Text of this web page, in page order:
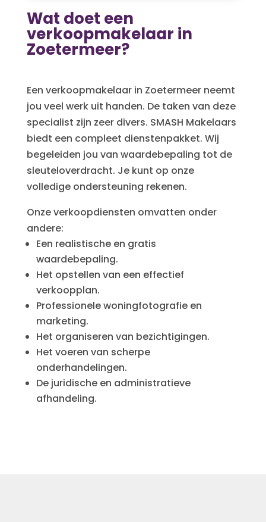
Wat doet een
verkoopmakelaar in
Zoetermeer?
Een verkoopmakelaar in Zoetermeer neemt
jou veel werk uit handen. De taken van deze
specialist zijn zeer divers. SMASH Makelaars
biedt een compleet dienstenpakket. Wij
begeleiden jou van waardebepaling tot de
sleuteloverdracht. Je kunt op onze
volledige ondersteuning rekenen.
Onze verkoopdiensten omvatten onder
andere:
Een realistische en gratis
waardebepaling.
Het opstellen van een effectief
verkoopplan.
Professionele woningfotografie en
marketing.
Het organiseren van bezichtigingen.
Het voeren van scherpe
onderhandelingen.
De juridische en administratieve
afhandeling.